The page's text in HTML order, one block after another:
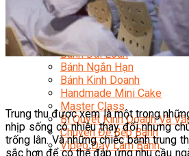
Bánh Việt
Bánh Nhật
Bánh Mì Nâng Cao
Bánh Đài Loan
Bánh Ngắn Hạn
Bánh Kinh Doanh
Handmade Mini Cake
Master Class
Bí Quyết Kinh Doanh Và
Chuyên Đề Bếp Bánh
Video Dạy Làm Bánh
Trung thu được xem là một trong
nhịp sống có nhiều thay đổi nhưng
trống lân. Và những chiếc bánh trung
sắc hơn để có thể đáp ứng nhu cầu